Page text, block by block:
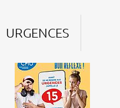
URGENCES